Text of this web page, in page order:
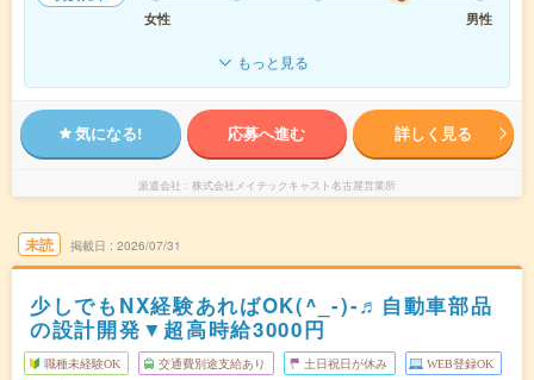
女性
男性
もっと見る
気になる! 応募へ進む 詳しく見る
派遣会社 株式会社メイテックキャスト名古屋営業所
未読 掲載日 2026/07/31
少しでもNX経験あればOK(^_-)-♬自動車部品
の設計開発▼超高時給3000円
職種未経験OK 交通費別途支給あり 土日祝日が休み WEB登録OK